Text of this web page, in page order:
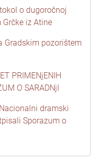
o dugoročnoj
iz Atine
Gradskim pozorištem
PRIMENjENIH
O SARADNjI
dramski
Sporazum o